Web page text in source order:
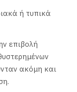
ή τυπικά
επιβολή
ακόμη και